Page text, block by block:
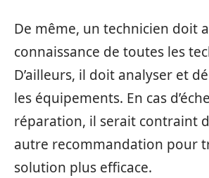
De même, un technicien doit
connaissance de toutes les
D’ailleurs, il doit analyser et
les équipements. En cas
réparation, il serait contraint
autre recommandation pour
solution plus efficace.